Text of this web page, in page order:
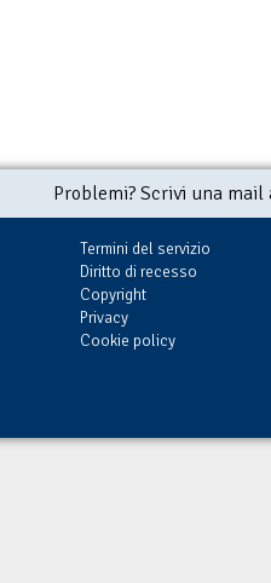
Problemi? Scrivi una
Termini del servizio
Diritto di recesso
Copyright
Privacy
Cookie policy